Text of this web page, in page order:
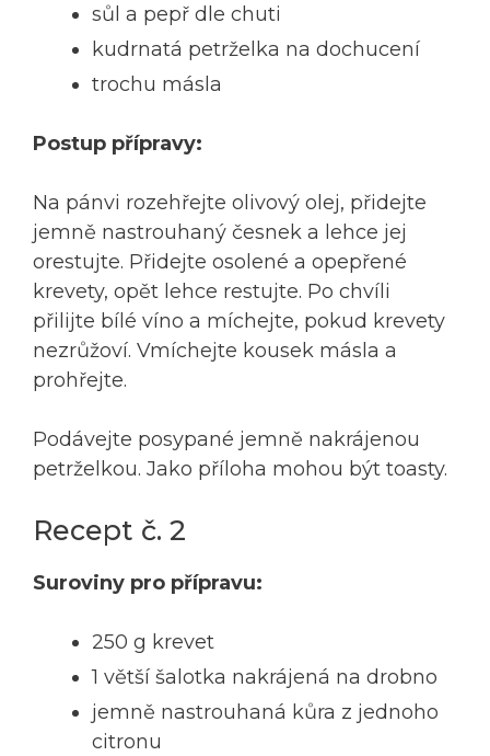
sůl a pepř dle chuti
kudrnatá petrželka na dochucení
trochu másla
Postup přípravy:
Na pánvi rozehřejte olivový olej, přidejte
jemně nastrouhaný česnek a lehce jej
orestujte. Přidejte osolené a opepřené
krevety, opět lehce restujte. Po chvíli
přilijte bílé víno a míchejte, pokud krevety
nezrůžoví. Vmíchejte kousek másla a
prohřejte.
Podávejte posypané jemně nakrájenou
petrželkou. Jako příloha mohou být toasty.
Recept č. 2
Suroviny pro přípravu:
250 g krevet
1 větší šalotka nakrájená na drobno
jemně nastrouhaná kůra z jednoho
citronu